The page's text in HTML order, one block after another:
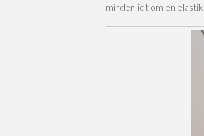
minder lidt om en